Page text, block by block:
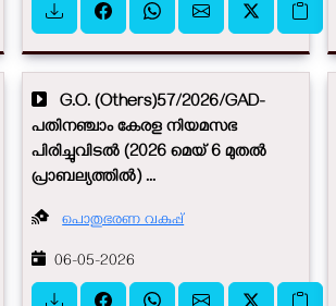
G.O. (Others)57/2026/GAD-
പതിനഞ്ചാം കേരള നിയമസഭ
പിരിച്ചുവിടൽ (2026 മെയ് 6 മുതൽ
പ്രാബല്യത്തിൽ) ...
പൊതുഭരണ വകുപ്പ്
06-05-2026